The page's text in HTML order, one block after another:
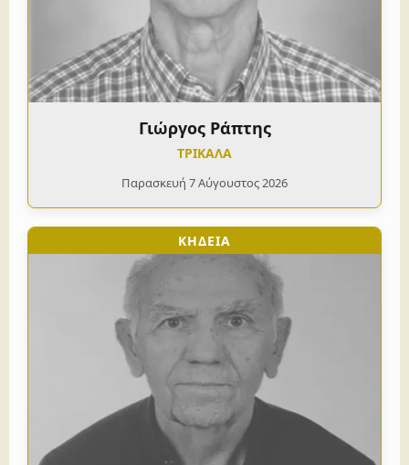
Γιώργος Ράπτης
ΤΡΙΚΑΛΑ
Παρασκευή 7 Αύγουστος 2026
ΚΗΔΕΙΑ